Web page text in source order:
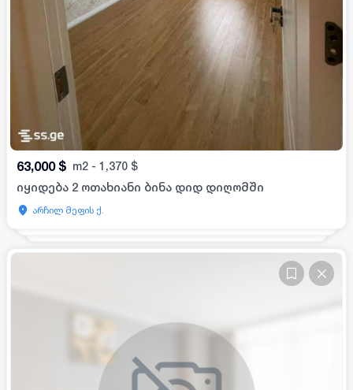
63,000 $ m2 - 1,370 $
იყიდება 2 ოთახიანი ბინა დიდ დიღომში
არჩილ მეფის ქ.